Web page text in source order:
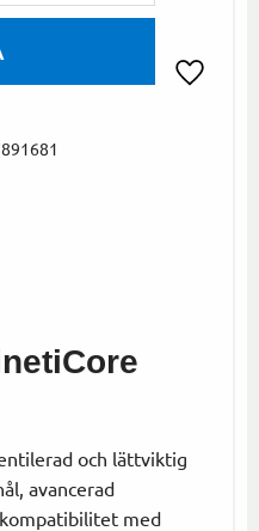
och lättviktig
avancerad
med